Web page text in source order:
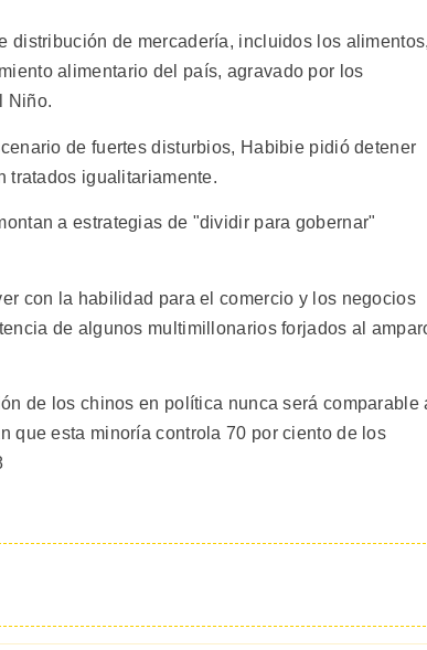
distribución de mercadería, incluidos los
alimentario del país, agravado por los
Niño.
de fuertes disturbios, Habibie pidió detener
tratados igualitariamente.
a estrategias de "dividir para gobernar"
con la habilidad para el comercio y los negocios
de algunos multimillonarios forjados al
de los chinos en política nunca será comparable
que esta minoría controla 70 por ciento de los